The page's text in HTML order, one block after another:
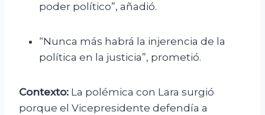
poder político”, añadió.
“Nunca más habrá la injerencia de la
política en la justicia”, prometió.
Contexto: La polémica con Lara surgió
porque el Vicepresidente defendía a